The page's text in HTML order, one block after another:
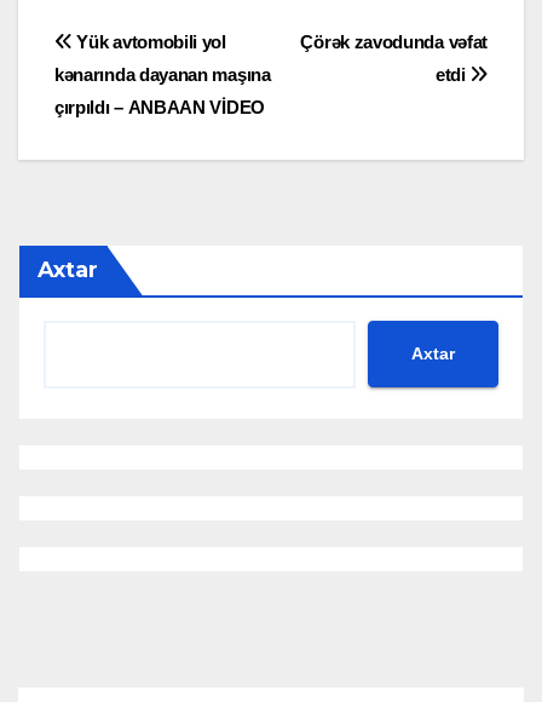
Yazı
naviqasiyası
Çörək zavodunda vəfat
etdi
Yük avtomobili yol
kənarında dayanan maşına
çırpıldı – ANBAAN VİDEO
Axtar
Axtar